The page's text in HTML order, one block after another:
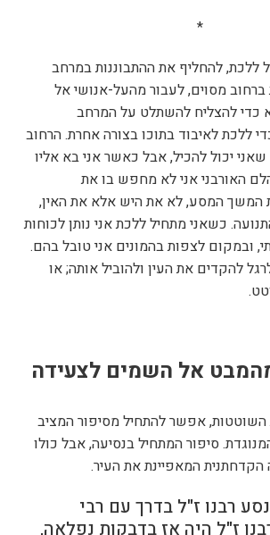
*
להחליף את ההתבוננות במרחב
מסוים, לעבור מהעל-אנושי אל
כדי להצליח להשתלט על המרחב
ללכת לאיבוד בתוכו בצורה אחרת. הרחוב
יכול להכיל, אבל כאשר אני בא אליו
האורבני אני לא מחפש בו את
המסע, לא את היש אלא את האין,
כשאני מתחיל ללכת אני נותן לכוחות
ובמקום לצפות בהמונים אני טובל בהם.
להקדים את העין ולהוביל אותה; או
אל השמים לצעידה
השוטטות, אפשר להתחיל מסיפור המציב
סיפור המתחיל בנסיעה, אבל כולו
המאפיינת את העיר.
רבנו ז"ל בדרך עם רבי
ז"ל היה אז בדבקות נפלאה,